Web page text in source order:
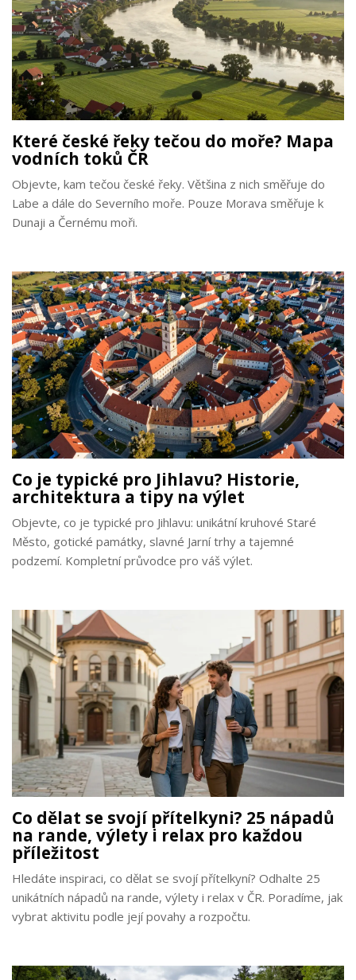
Které české řeky tečou do moře? Mapa
vodních toků ČR
Objevte, kam tečou české řeky. Většina z nich směřuje do
Labe a dále do Severního moře. Pouze Morava směřuje k
Dunaji a Černému moři.
Co je typické pro Jihlavu? Historie,
architektura a tipy na výlet
Objevte, co je typické pro Jihlavu: unikátní kruhové Staré
Město, gotické památky, slavné Jarní trhy a tajemné
podzemí. Kompletní průvodce pro váš výlet.
Co dělat se svojí přítelkyni? 25 nápadů
na rande, výlety i relax pro každou
příležitost
Hledáte inspiraci, co dělat se svojí přítelkyní? Odhalte 25
unikátních nápadů na rande, výlety i relax v ČR. Poradíme, jak
vybrat aktivitu podle její povahy a rozpočtu.